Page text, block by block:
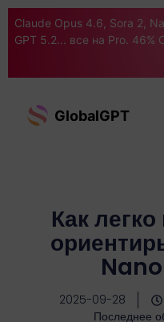
Claude Opus 4.6, Sora 2,
GPT 5.2... все на Pro. 46%
GlobalGPT
Как
2025-09-28
Последнее